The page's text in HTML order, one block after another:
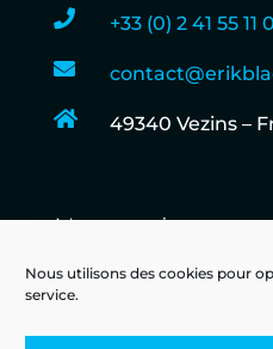
Nous utilisons des cookies pour
service.
 +33 (0) 2 41 55 11

 49340 Vezins –
Nous suivre